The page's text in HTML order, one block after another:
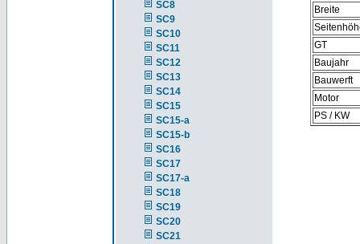
SC8
SC9
SC10
SC11
SC12
SC13
SC14
SC15
SC15-a
SC15-b
SC16
SC17
SC17-a
SC18
SC19
SC20
SC21
Breite
GT
Baujahr
Bauwerft
Motor
PS / KW